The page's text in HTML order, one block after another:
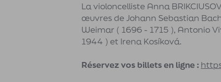
La violoncelliste Anna
œuvres de Johann Sebastian
Weimar ( 1696 - 1715 ), Antonio
1944 ) et Irena Kosíková.
Réservez vos billets en ligne :